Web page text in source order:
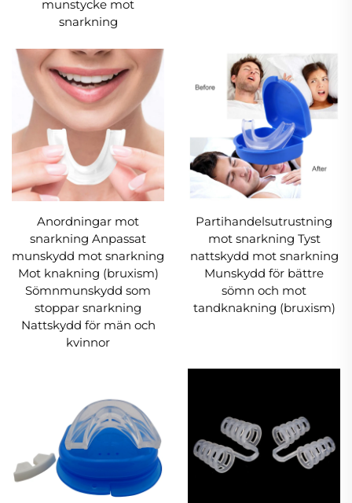
Den hjälper dig och dina nära och kära att sluta
snarka och andas lättare genom näsan medan
ni sover.
Vad ingår
Varje paket innehåller 8 par anti-
snarkningsnäsventiler, tillgängliga i 2 olika typer
och 4 storlekar. Denna snarkningslösning
levereras även med ett praktiskt
förvaringsfodral.
Vi är dedikerade till att hjälpa dig leva ett bättre
livsstilsval.
Vi är dedikerade till att skapa bättre anti-
snarkningsskydd åt dig.
Långsiktiga fördelar med anti-
Förbättrar sömnen
Minskar snarkningsvolymen
Förbättrar din partners sömnkvalitet
munstycke mot
snarkning
Anordningar mot
snarkning Anpassat
munskydd mot snarkning
Mot knakning (bruxism)
Sömnmunskydd som
stoppar snarkning
Nattskydd för män och
kvinnor
Partihandelsutrustning
mot snarkning Tyst
nattskydd mot snarkning
Munskydd för bättre
sömn och mot
tandknakning (bruxism)